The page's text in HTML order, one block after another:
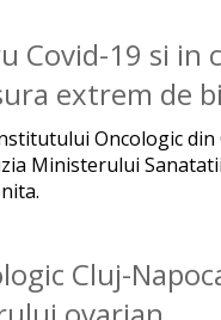
Covid-19 si in
extrem de
Oncologic din
Ministerului
Cluj-